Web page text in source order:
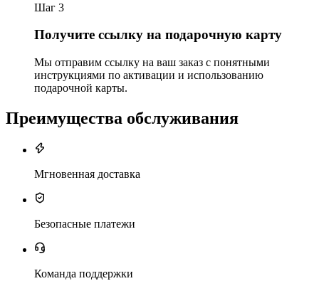
Шаг 3
Получите ссылку на подарочную карту
Мы отправим ссылку на ваш заказ с понятными
инструкциями по активации и использованию
подарочной карты.
Преимущества обслуживания
Мгновенная доставка
Безопасные платежи
Команда поддержки